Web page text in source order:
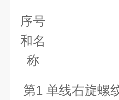
序号
和名
称
第1 单线右旋螺